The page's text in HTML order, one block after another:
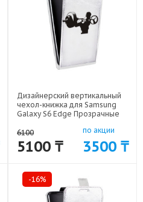
Дизайнерский вертикальный
чехол-книжка для Samsung
Galaxy S6 Edge Прозрачные
18327
6100
5100 ₸
по акции
3500 ₸
-16%